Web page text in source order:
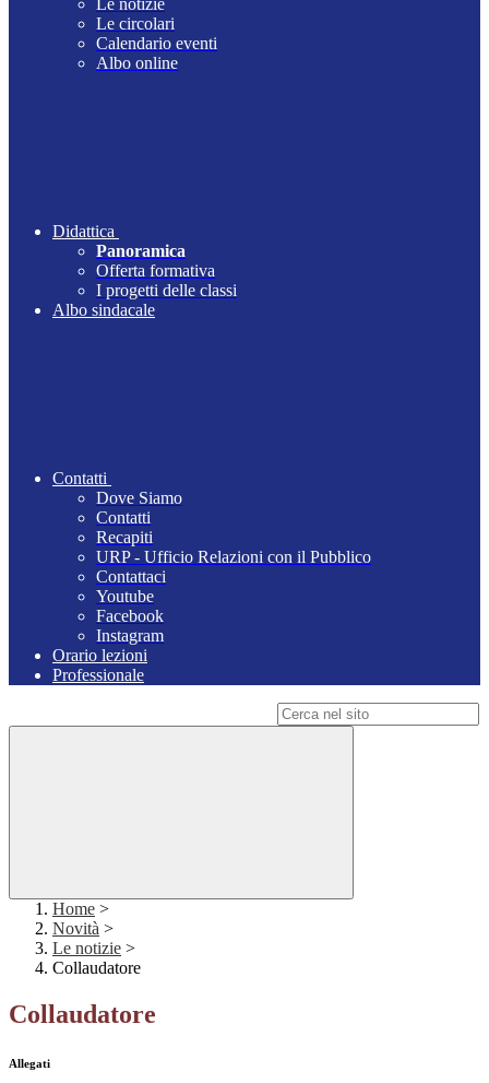
Le notizie
Le circolari
Calendario eventi
Albo online
Didattica
Panoramica
Offerta formativa
I progetti delle classi
Albo sindacale
Contatti
Dove Siamo
Contatti
Recapiti
URP - Ufficio Relazioni con il Pubblico
Contattaci
Youtube
Facebook
Instagram
Orario lezioni
Professionale
Home >
Novità >
Le notizie >
Collaudatore
Collaudatore
Allegati